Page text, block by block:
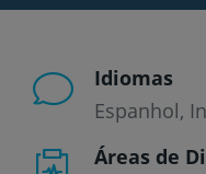
Idiomas
Espanhol
Áreas de